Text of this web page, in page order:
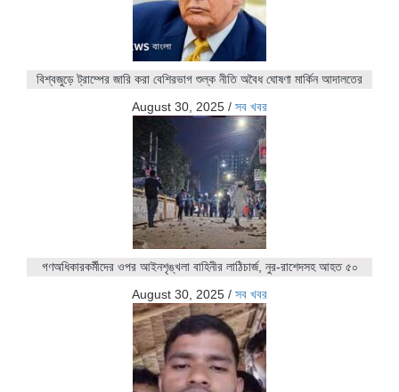
বিশ্বজুড়ে ট্রাম্পের জারি করা বেশিরভাগ শুল্ক নীতি অবৈধ ঘোষণা মার্কিন আদালতের
August 30, 2025 / সব খবর
গণঅধিকারকর্মীদের ওপর আইনশৃঙ্খলা বাহিনীর লাঠিচার্জ, নুর-রাশেদসহ আহত ৫০
August 30, 2025 / সব খবর